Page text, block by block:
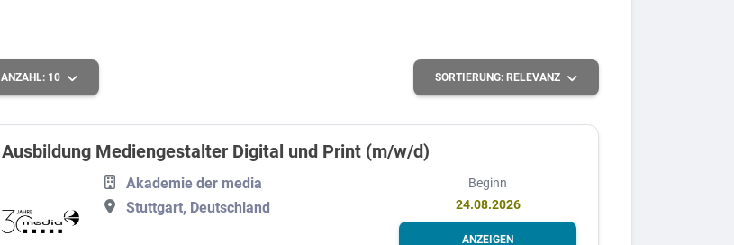
ANZAHL: 10 SORTIERUNG: RELEVANZ
Ausbildung Mediengestalter Digital und Print (m/w/d)
Akademie der media
Stuttgart, Deutschland
Beginn
24.08.2026
ANZEIGEN